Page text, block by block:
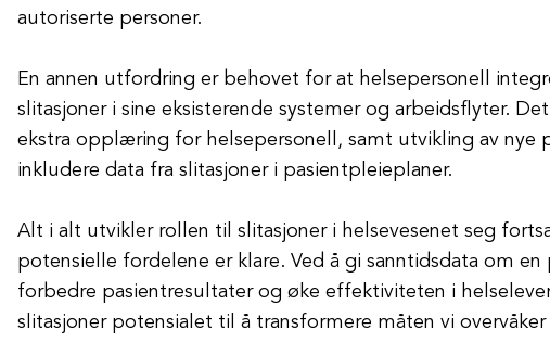
autoriserte personer.
En annen utfordring er behovet for at helsepersonell
slitasjoner i sine eksisterende systemer og arbeidsflyter.
ekstra opplæring for helsepersonell, samt utvikling av nye
inkludere data fra slitasjoner i pasientpleieplaner.
Alt i alt utvikler rollen til slitasjoner i helsevesenet seg
potensielle fordelene er klare. Ved å gi sanntidsdata om en
forbedre pasientresultater og øke effektiviteten i
slitasjoner potensialet til å transformere måten vi